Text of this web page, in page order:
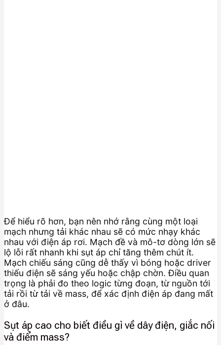
Để hiểu rõ hơn, bạn nên nhớ rằng cùng một loại
mạch nhưng tải khác nhau sẽ có mức nhạy khác
nhau với điện áp rơi. Mạch đề và mô-tơ dòng lớn sẽ
lộ lỗi rất nhanh khi sụt áp chỉ tăng thêm chút ít.
Mạch chiếu sáng cũng dễ thấy vì bóng hoặc driver
thiếu điện sẽ sáng yếu hoặc chập chờn. Điều quan
trọng là phải đo theo logic từng đoạn, từ nguồn tới
tải rồi từ tải về mass, để xác định điện áp đang mất
ở đâu.
Sụt áp cao cho biết điều gì về dây điện, giắc nối
và điểm mass?